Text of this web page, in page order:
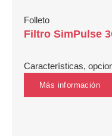
Folleto
Filtro SimPulse
Características,
Más información